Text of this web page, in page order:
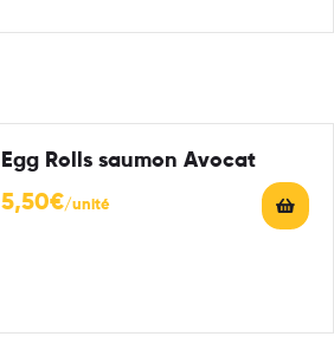
Egg Rolls saumon Avocat
5,50€